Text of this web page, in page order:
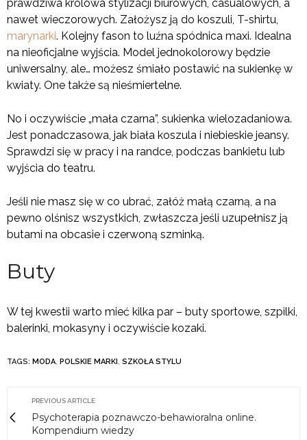
prawdziwa królowa stylizacji biurowych, casualowych, a
nawet wieczorowych. Założysz ją do koszuli, T-shirtu,
marynarki. Kolejny fason to luźna spódnica maxi. Idealna
na nieoficjalne wyjścia. Model jednokolorowy będzie
uniwersalny, ale… możesz śmiało postawić na sukienkę w
kwiaty. One także są nieśmiertelne.
No i oczywiście „mała czarna”, sukienka wielozadaniowa.
Jest ponadczasowa, jak biała koszula i niebieskie jeansy.
Sprawdzi się w pracy i na randce, podczas bankietu lub
wyjścia do teatru.
Jeśli nie masz się w co ubrać, załóż małą czarną, a na
pewno olśnisz wszystkich, zwłaszcza jeśli uzupełnisz ją
butami na obcasie i czerwoną szminką.
Buty
W tej kwestii warto mieć kilka par – buty sportowe, szpilki,
balerinki, mokasyny i oczywiście kozaki.
TAGS: MODA, POLSKIE MARKI , SZKOŁA STYLU
PREVIOUS ARTICLE
Psychoterapia poznawczo-behawioralna online.
Kompendium wiedzy